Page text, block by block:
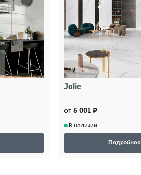
Jolie
от 5 001 ₽
В наличии
Подробнее